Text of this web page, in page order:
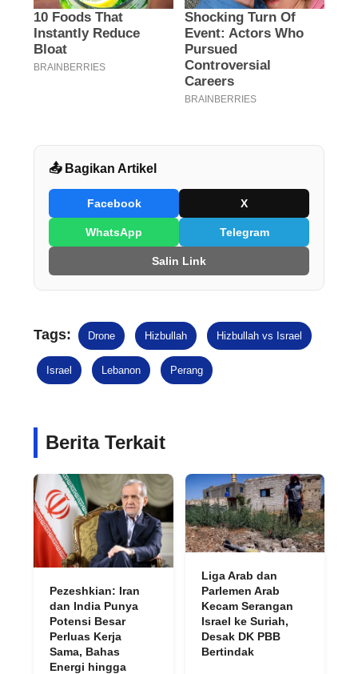
📤 Bagikan Artikel
Facebook X
WhatsApp Telegram
Salin Link
Tags: Drone Hizbullah Hizbullah vs Israel
Israel Lebanon Perang
Berita Terkait
Pezeshkian: Iran
dan India Punya
Potensi Besar
Perluas Kerja
Sama, Bahas
Energi hingga
Liga Arab dan
Parlemen Arab
Kecam Serangan
Israel ke Suriah,
Desak DK PBB
Bertindak